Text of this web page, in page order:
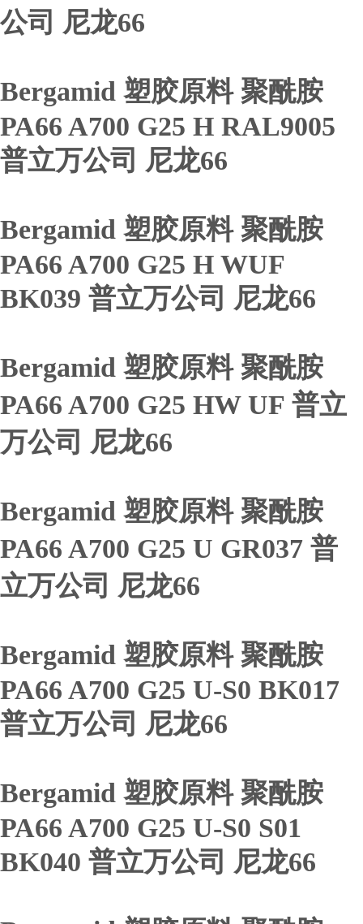
公司 尼龙66
Bergamid 塑胶原料 聚酰胺
PA66 A700 G25 H RAL9005
普立万公司 尼龙66
Bergamid 塑胶原料 聚酰胺
PA66 A700 G25 H WUF
BK039 普立万公司 尼龙66
Bergamid 塑胶原料 聚酰胺
PA66 A700 G25 HW UF 普立
万公司 尼龙66
Bergamid 塑胶原料 聚酰胺
PA66 A700 G25 U GR037 普
立万公司 尼龙66
Bergamid 塑胶原料 聚酰胺
PA66 A700 G25 U-S0 BK017
普立万公司 尼龙66
Bergamid 塑胶原料 聚酰胺
PA66 A700 G25 U-S0 S01
BK040 普立万公司 尼龙66